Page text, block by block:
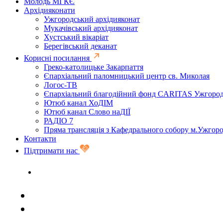
Архідияконати
Ужгородський архідияконат
Мукачівський архідияконат
Хустський вікаріат
Берегівський деканат
Корисні посилання
Греко-католицьке Закарпаття
Єпархіальний паломницький центр св. Миколая
Логос-ТВ
Єпархіальний благодійний фонд CARITAS
Ютюб канал ХоДІМ
Ютюб канал Слово наДІЇ
РАДІО 7
Пряма трансляція з Кафедрального собору
Контакти
Підтримати нас